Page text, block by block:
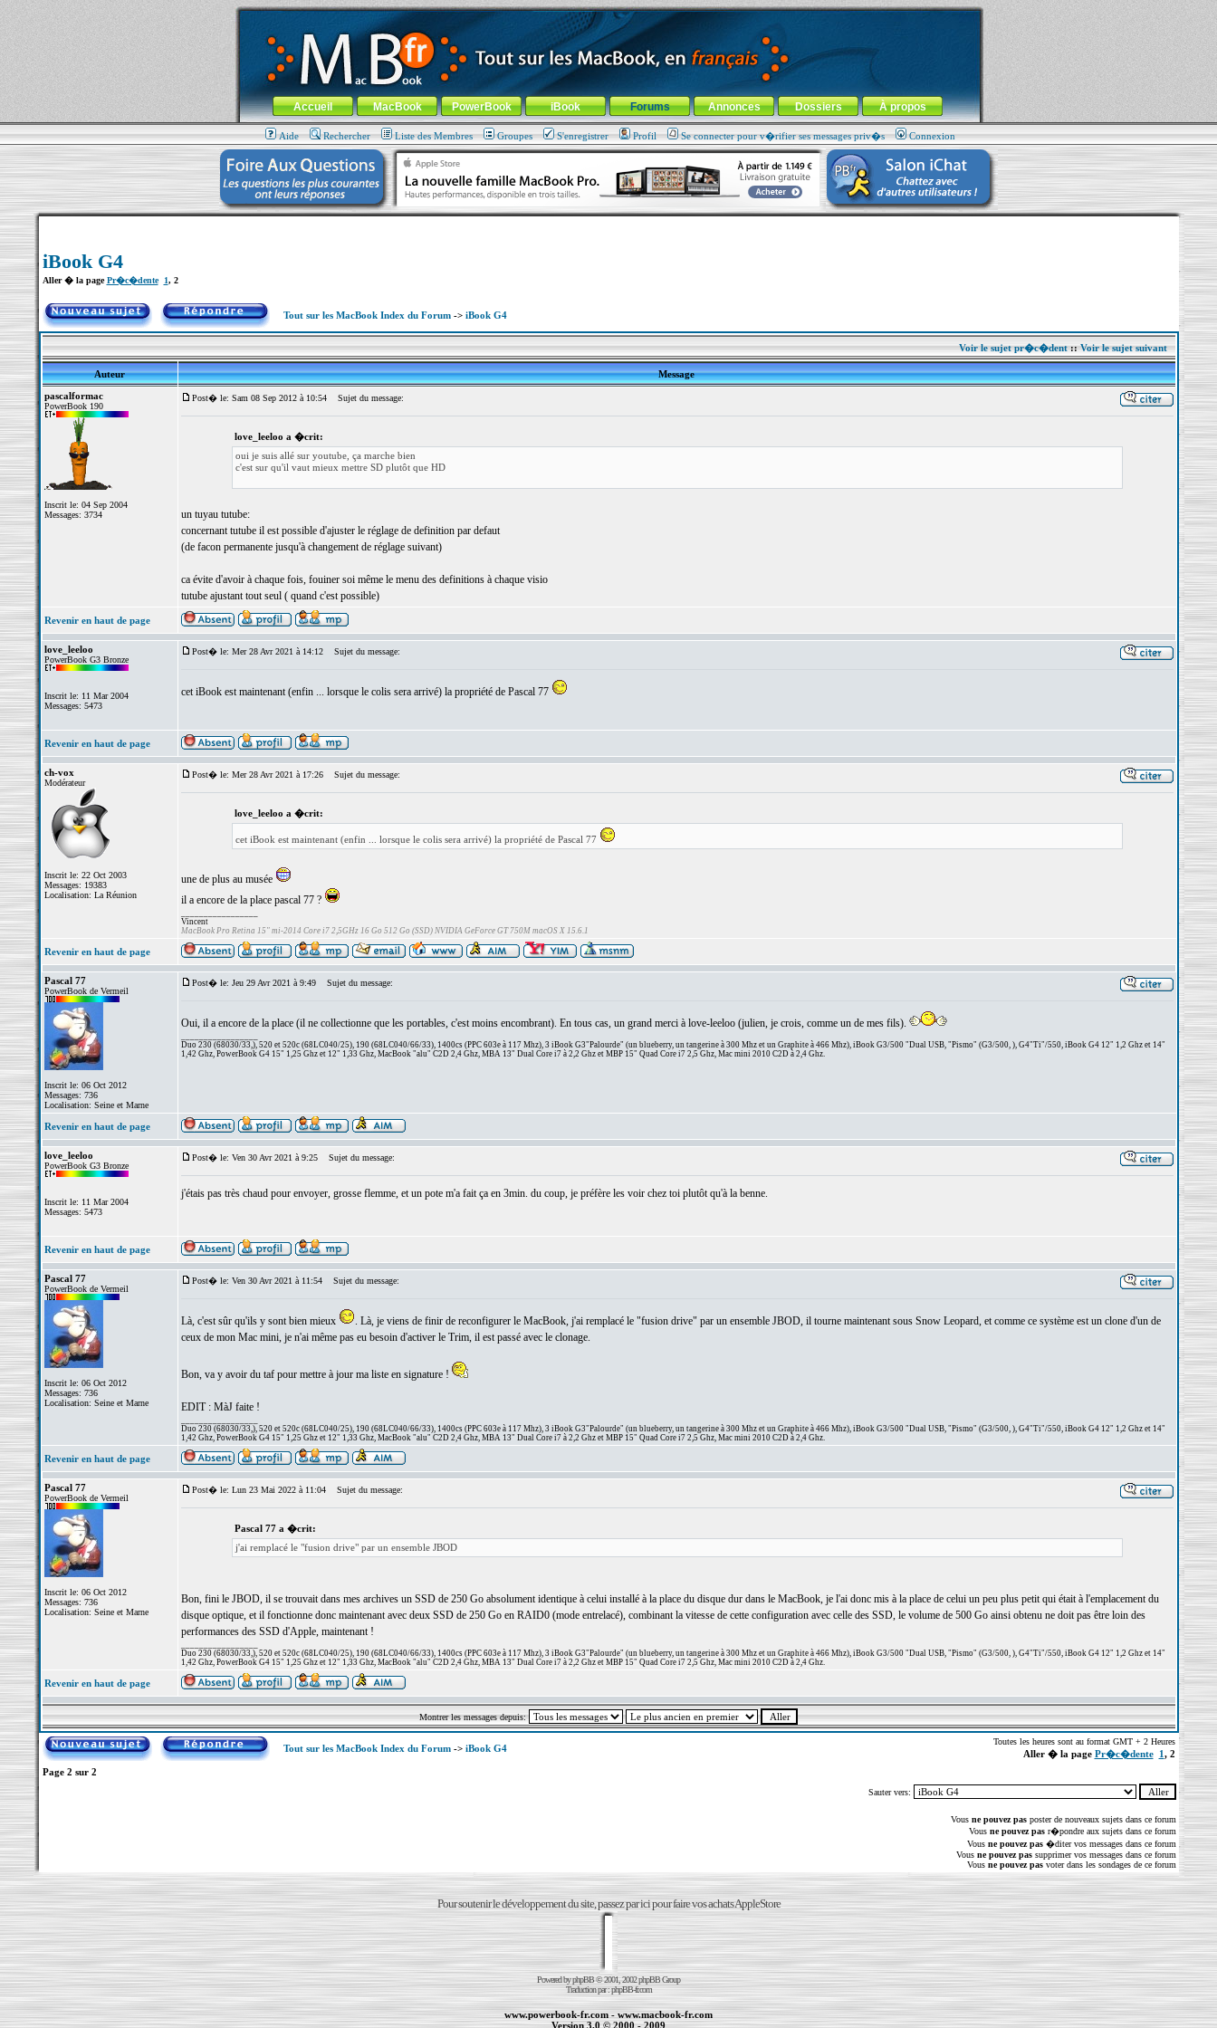
MacBook-fr.com : 100% Apple... 100% nomade !
Aller au contenu-Aller au menu général-Aller au menu de la rubrique
Menu général
Accueil MacBook PowerBook iBook Forums Annonces Dossiers À propos
Aide Rechercher Liste des Membres Groupes S'enregistrer Profil Se connecter pour v�rifier ses messages priv�s Connexion
iBook G4
Aller � la pagePr�c�dente 1, 2
Tout sur les MacBook Index du Forum-> iBook G4
Voir le sujet pr�c�dent::Voir le sujet suivant
Auteur
Message
pascalformac
PowerBook 190
Inscrit le: 04 Sep 2004
Messages: 3734
Post� le: Sam 08 Sep 2012 à 10:54 Sujet du message:
love_leeloo a �crit:
oui je suis allé sur youtube, ça marche bien
c'est sur qu'il vaut mieux mettre SD plutôt que HD
un tuyau tutube:
concernant tutube il est possible d'ajuster le réglage de definition par defaut
(de facon permanente jusqu'à changement de réglage suivant)
ca évite d'avoir à chaque fois, fouiner soi même le menu des definitions à chaque visio
tutube ajustant tout seul ( quand c'est possible)
Revenir en haut de page
love_leeloo
PowerBook G3 Bronze
Inscrit le: 11 Mar 2004
Messages: 5473
Post� le: Mer 28 Avr 2021 à 14:12 Sujet du message:
cet iBook est maintenant (enfin ... lorsque le colis sera arrivé) la propriété de Pascal 77
Revenir en haut de page
ch-vox
Modérateur
Inscrit le: 22 Oct 2003
Messages: 19383
Localisation: La Réunion
Post� le: Mer 28 Avr 2021 à 17:26 Sujet du message:
love_leeloo a �crit:
cet iBook est maintenant (enfin ... lorsque le colis sera arrivé) la propriété de Pascal 77
une de plus au musée
il a encore de la place pascal 77 ?
Vincent
MacBook Pro Retina 15" mi-2014 Core i7 2,5GHz 16 Go 512 Go (SSD) NVIDIA GeForce GT 750M macOS X 15.6.1
Revenir en haut de page
Pascal 77
PowerBook de Vermeil
Inscrit le: 06 Oct 2012
Messages: 736
Localisation: Seine et Marne
Post� le: Jeu 29 Avr 2021 à 9:49 Sujet du message:
Oui, il a encore de la place (il ne collectionne que les portables, c'est moins encombrant). En tous cas, un grand merci à love-leeloo (julien, je crois, comme un de mes fils).
Duo 230 (68030/33,), 520 et 520c (68LC040/25), 190 (68LC040/66/33), 1400cs (PPC 603e à 117 Mhz), 3 iBook G3"Palourde" (un blueberry, un tangerine à 300 Mhz et un Graphite à 466 Mhz), iBook G3/500 "Dual USB, "Pismo" (G3/500, ), G4"Ti"/550, iBook G4 12" 1,2 Ghz et 14"
1,42 Ghz, PowerBook G4 15" 1,25 Ghz et 12" 1,33 Ghz, MacBook "alu" C2D 2,4 Ghz, MBA 13" Dual Core i7 à 2,2 Ghz et MBP 15" Quad Core i7 2,5 Ghz, Mac mini 2010 C2D à 2,4 Ghz.
Revenir en haut de page
love_leeloo
PowerBook G3 Bronze
Inscrit le: 11 Mar 2004
Messages: 5473
Post� le: Ven 30 Avr 2021 à 9:25 Sujet du message:
j'étais pas très chaud pour envoyer, grosse flemme, et un pote m'a fait ça en 3min. du coup, je préfère les voir chez toi plutôt qu'à la benne.
Revenir en haut de page
Pascal 77
PowerBook de Vermeil
Inscrit le: 06 Oct 2012
Messages: 736
Localisation: Seine et Marne
Post� le: Ven 30 Avr 2021 à 11:54 Sujet du message:
Là, c'est sûr qu'ils y sont bien mieux
. Là, je viens de finir de reconfigurer le MacBook, j'ai remplacé le "fusion drive" par un ensemble JBOD, il tourne maintenant sous Snow Leopard, et comme ce système est un clone d'un de
ceux de mon Mac mini, je n'ai même pas eu besoin d'activer le Trim, il est passé avec le clonage.
Bon, va y avoir du taf pour mettre à jour ma liste en signature !
EDIT : MàJ faite !
Duo 230 (68030/33,), 520 et 520c (68LC040/25), 190 (68LC040/66/33), 1400cs (PPC 603e à 117 Mhz), 3 iBook G3"Palourde" (un blueberry, un tangerine à 300 Mhz et un Graphite à 466 Mhz), iBook G3/500 "Dual USB, "Pismo" (G3/500, ), G4"Ti"/550, iBook G4 12" 1,2 Ghz et 14"
1,42 Ghz, PowerBook G4 15" 1,25 Ghz et 12" 1,33 Ghz, MacBook "alu" C2D 2,4 Ghz, MBA 13" Dual Core i7 à 2,2 Ghz et MBP 15" Quad Core i7 2,5 Ghz, Mac mini 2010 C2D à 2,4 Ghz.
Revenir en haut de page
Pascal 77
PowerBook de Vermeil
Inscrit le: 06 Oct 2012
Messages: 736
Localisation: Seine et Marne
Post� le: Lun 23 Mai 2022 à 11:04 Sujet du message:
Pascal 77 a �crit:
j'ai remplacé le "fusion drive" par un ensemble JBOD
Bon, fini le JBOD, il se trouvait dans mes archives un SSD de 250 Go absolument identique à celui installé à la place du disque dur dans le MacBook, je l'ai donc mis à la place de celui un peu plus petit qui était à l'emplacement du
disque optique, et il fonctionne donc maintenant avec deux SSD de 250 Go en RAID0 (mode entrelacé), combinant la vitesse de cette configuration avec celle des SSD, le volume de 500 Go ainsi obtenu ne doit pas être loin des
performances des SSD d'Apple, maintenant !
Duo 230 (68030/33,), 520 et 520c (68LC040/25), 190 (68LC040/66/33), 1400cs (PPC 603e à 117 Mhz), 3 iBook G3"Palourde" (un blueberry, un tangerine à 300 Mhz et un Graphite à 466 Mhz), iBook G3/500 "Dual USB, "Pismo" (G3/500, ), G4"Ti"/550, iBook G4 12" 1,2 Ghz et 14"
1,42 Ghz, PowerBook G4 15" 1,25 Ghz et 12" 1,33 Ghz, MacBook "alu" C2D 2,4 Ghz, MBA 13" Dual Core i7 à 2,2 Ghz et MBP 15" Quad Core i7 2,5 Ghz, Mac mini 2010 C2D à 2,4 Ghz.
Revenir en haut de page
Montrer les messages depuis:
Tout sur les MacBook Index du Forum-> iBook G4
Toutes les heures sont au format GMT + 2 Heures
Aller � la page Pr�c�dente 1, 2
Page 2 sur 2
Sauter vers:
Vous ne pouvez pasposter de nouveaux sujets dans ce forum
Vous ne pouvez pasr�pondre aux sujets dans ce forum
Vous ne pouvez pas�diter vos messages dans ce forum
Vous ne pouvez passupprimer vos messages dans ce forum
Vous ne pouvez pasvoter dans les sondages de ce forum
Pour soutenir le développement du site, passez par ici pour faire vos achats AppleStore
Powered byphpBB© 2001, 2002 phpBB Group
Traduction par :phpBB-fr.com
www.powerbook-fr.com - www.macbook-fr.com
Version 3.0 © 2000 - 2009